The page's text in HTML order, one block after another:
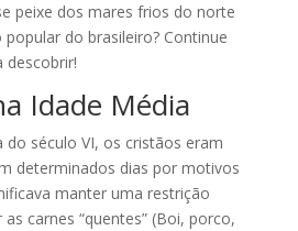
peixe dos mares frios do norte
do brasileiro? Continue
descobrir!
Idade Média
do século VI, os cristãos eram
determinados dias por motivos
manter uma restrição
carnes “quentes” (Boi, porco,